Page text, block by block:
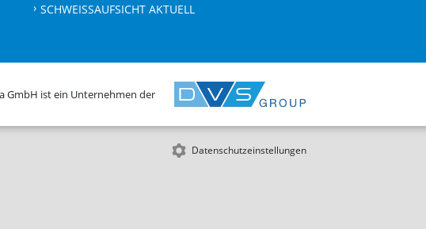
SCHWEISSAUFSICHT AKTUELL
GmbH ist ein Unternehmen der
Datenschutzeinstellungen